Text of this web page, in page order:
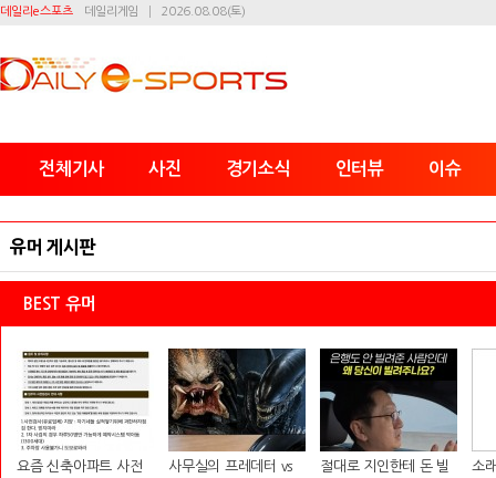
데일리e스포츠 데일리게임 2026.08.08(토)
전체기사 사진 경기소식 인터뷰 이슈
유머 게시판
BEST 유머
요즘 신축아파트 사전
사무실의 프레데터 vs
절대로 지인한테 돈 빌
소